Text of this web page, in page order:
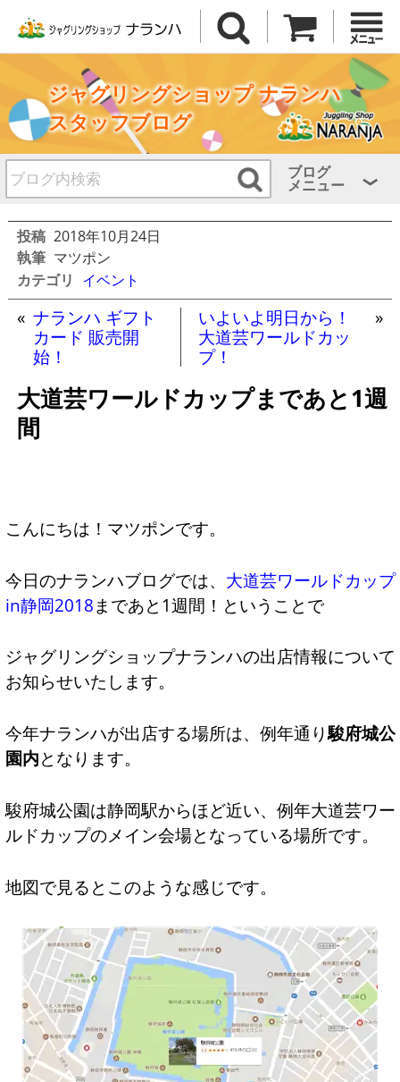
ジャグリングショップ ナランハ
スタッフブログ
ブログ
メニュー
投稿 2018年10月24日
執筆 マツポン
カテゴリ イベント
« ナランハ ギフト
カード 販売開
始！
いよいよ明日から！
大道芸ワールドカッ
プ！
»
大道芸ワールドカップまであと1週
間
こんにちは！マツポンです。
今日のナランハブログでは、 大道芸ワールドカップ
in静岡2018 まであと1週間！ということで
ジャグリングショップナランハの出店情報について
お知らせいたします。
今年ナランハが出店する場所は、例年通り駿府城公
園内となります。
駿府城公園は静岡駅からほど近い、例年大道芸ワー
ルドカップのメイン会場となっている場所です。
地図で見るとこのような感じです。